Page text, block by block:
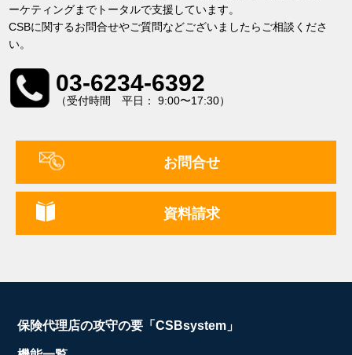
ーケティングまでトータルで支援しています。
CSBに関するお問合せやご質問などございましたらご相談くださ
い。
03-6234-6392
（受付時間 平日： 9:00〜17:30）
お問合せ
資料請求
保険代理店の攻守の要「CSBsystem」